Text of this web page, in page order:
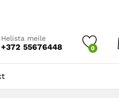
Helista meile
+372 55676448 0